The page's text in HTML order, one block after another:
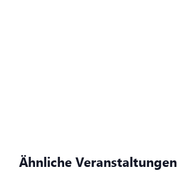
Ähnliche Veranstaltungen